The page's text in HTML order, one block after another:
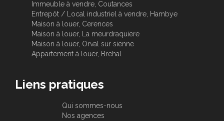
Immeuble à vendre, Coutances
Entrepôt / Local industriel à vendre, Hambye
Maison à louer, Cerences
Maison à louer, La meurdraquiere
Maison à louer, Orval sur sienne
Appartement à louer, Brehal
Liens pratiques
Qui sommes-nous
Nos agences